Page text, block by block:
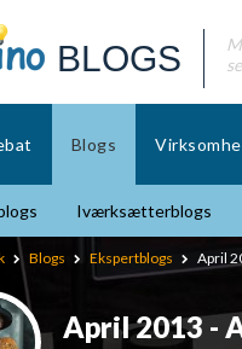
BLOGS
Blogs
Iværksætterblogs
Blogs Ekspertblogs April
April 2013 -